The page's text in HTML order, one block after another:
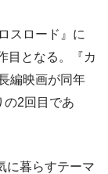
スロード』に
目となる。『カ
編映画が同年
の2回目であ
に暮らすテーマ